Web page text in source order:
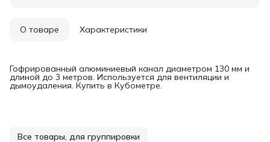
О товаре Характеристики
Гофрированный алюминиевый канал диаметром 130 мм и
длиной до 3 метров. Используется для вентиляции и
дымоудаления. Купить в Кубометре.
Все товары, для группировки